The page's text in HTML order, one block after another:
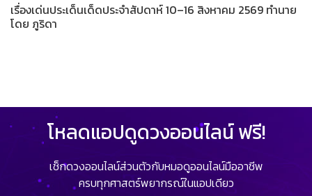
เรื่องเด่นประเด็นเด็ดประจำสัปดาห์ 10–16 สิงหาคม 2569 ทำนาย
โดย ภูริดา
โหลดแอปดูดวงออนไลน์ ฟรี!
เช็กดวงออนไลน์ส่วนตัวกับหมอดูออนไลน์มืออาชีพ
ครบทุกศาสตร์พยากรณ์ในแอปเดียว